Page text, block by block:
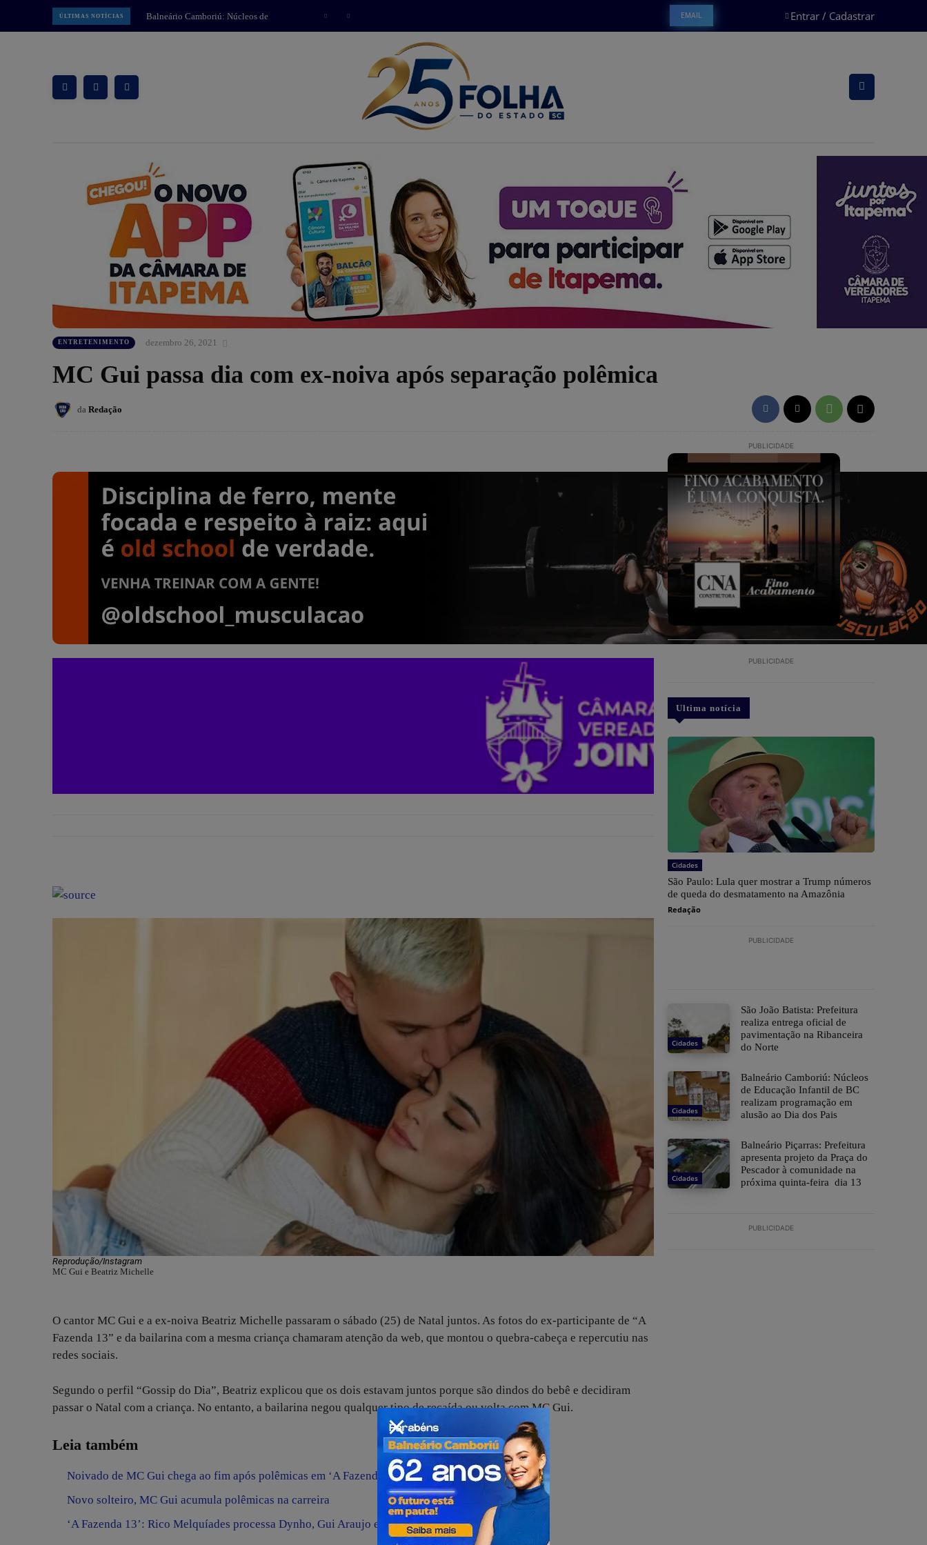
ÚLTIMAS NOTÍCIAS
Balneário Camboriú: Núcleos de
Educação Infantil de BC realizam
EMAIL Entrar / Cadastrar
ENTRETENIMENTO dezembro 26, 2021
MC Gui passa dia com ex-noiva após separação polêmica
da Redação
Reprodução/Instagram
MC Gui e Beatriz Michelle
O cantor MC Gui e a ex-noiva Beatriz Michelle passaram o sábado (25) de Natal juntos. As fotos do ex-participante de “A
Fazenda 13” e da bailarina com a mesma criança chamaram atenção da web, que montou o quebra-cabeça e repercutiu nas
redes sociais.
Segundo o perfil “Gossip do Dia”, Beatriz explicou que os dois estavam juntos porque são dindos do bebê e decidiram
passar o Natal com a criança. No entanto, a bailarina negou qualquer tipo de recaída ou volta com MC Gui.
Leia também
Noivado de MC Gui chega ao fim após polêmicas em ‘A Fazenda 13’
Novo solteiro, MC Gui acumula polêmicas na carreira
‘A Fazenda 13’: Rico Melquíades processa Dynho, Gui Araujo e MC Gui
PUBLICIDADE
PUBLICIDADE
Ultima notícia
Cidades
São Paulo: Lula quer mostrar a Trump números
de queda do desmatamento na Amazônia
Redação
PUBLICIDADE
Cidades
São João Batista: Prefeitura
realiza entrega oficial de
pavimentação na Ribanceira
do Norte
Cidades
Balneário Camboriú: Núcleos
de Educação Infantil de BC
realizam programação em
alusão ao Dia dos Pais
Cidades
Balneário Piçarras: Prefeitura
apresenta projeto da Praça do
Pescador à comunidade na
próxima quinta-feira dia 13
PUBLICIDADE